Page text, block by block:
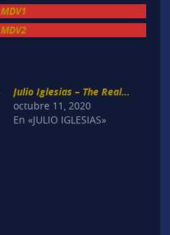
MDV1
MDV2
Julio Iglesias – The Real…
octubre 11, 2020
En «JULIO IGLESIAS»